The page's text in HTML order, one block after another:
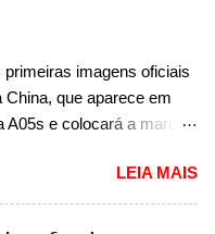
imagens oficiais
China, que aparece em
A05s e colocará a marca
expansão na China
Apoiada pela Stellantis,
estreia de um novo
LEIA MAIS